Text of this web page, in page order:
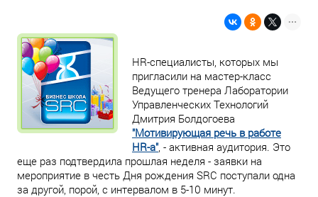
HR-специалисты, которых мы
пригласили на мастер-класс
Ведущего тренера Лаборатории
Управленческих Технологий
Дмитрия Болдогоева
"Мотивирующая речь в работе
HR-а", - активная аудитория. Это
еще раз подтвердила прошлая неделя - заявки на
мероприятие в честь Дня рождения SRC поступали одна
за другой, порой, с интервалом в 5-10 минут.